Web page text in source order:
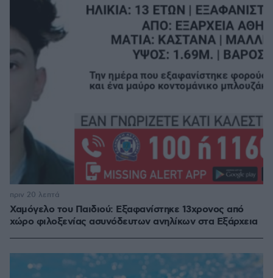
Χαμόγελο του Παιδιού: Εξαφανίστηκε 13χρονος από
χώρο φιλοξενίας ασυνόδευτων ανηλίκων στα Εξάρχεια
πριν 20 λεπτά